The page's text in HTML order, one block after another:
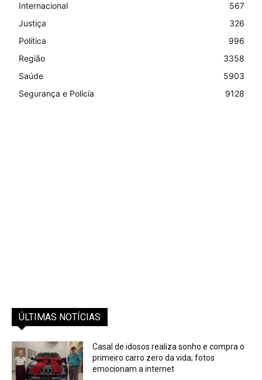
Internacional
567
Justiça
326
Política
996
Região
3358
Saúde
5903
Segurança e Polícia
9128
ÚLTIMAS NOTÍCIAS
Casal de idosos realiza sonho e compra o
primeiro carro zero da vida; fotos
emocionam a internet